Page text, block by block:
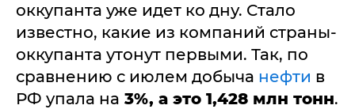
оккупанта уже идет ко дну. Стало
известно, какие из компаний страны-
оккупанта утонут первыми. Так, по
сравнению с июлем добыча нефти в
РФ упала на 3%, а это 1,428 млн тонн.